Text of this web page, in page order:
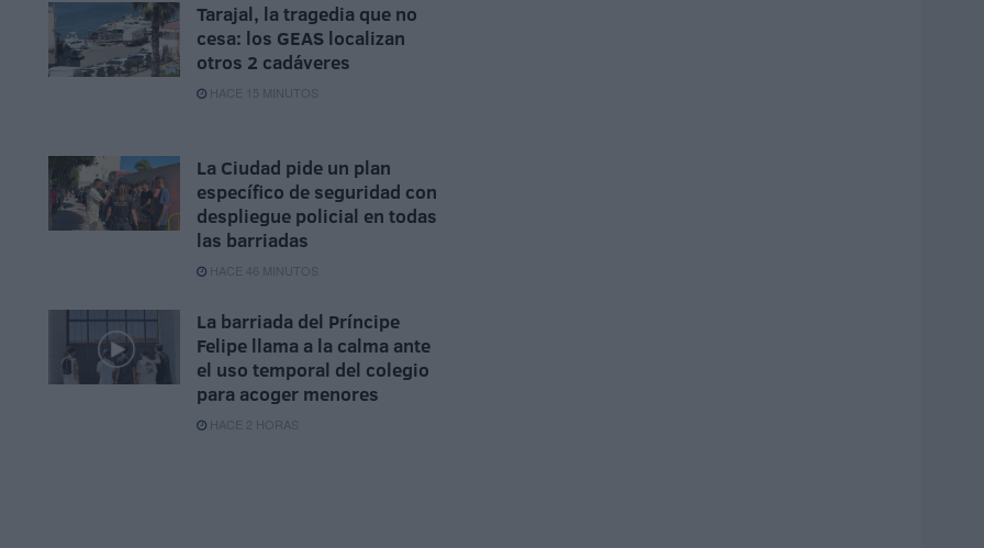
Tarajal, la tragedia que no
cesa: los GEAS localizan
otros 2 cadáveres
HACE 15 MINUTOS
La Ciudad pide un plan
específico de seguridad con
despliegue policial en todas
las barriadas
HACE 46 MINUTOS
La barriada del Príncipe
Felipe llama a la calma ante
el uso temporal del colegio
para acoger menores
HACE 2 HORAS